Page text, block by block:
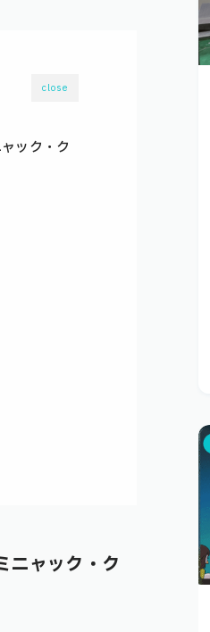
close
ック・ク
ニャック・ク